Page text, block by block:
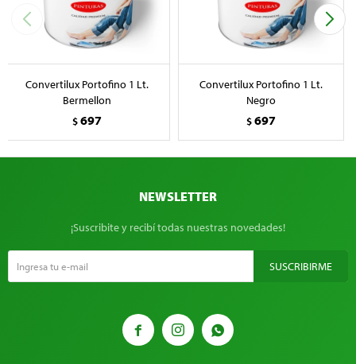
Convertilux Portofino 1 Lt.
Bermellon
$697
Convertilux Portofino 1 Lt.
Negro
$697
  
NEWSLETTER
¡Suscribite y recibí todas nuestras novedades!
SUSCRIBIRME